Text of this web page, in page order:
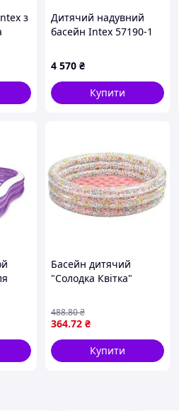
з
Дитячий надувний
басейн Intex 57190-1
76 см зі спинкою із
кульками 10 шт 590 л
4 570 ₴
Купити
Басейн дитячий
"Солодка Квітка"
56 л [tsi269312-TSI]
364.72 ₴
488.80₴
Купити